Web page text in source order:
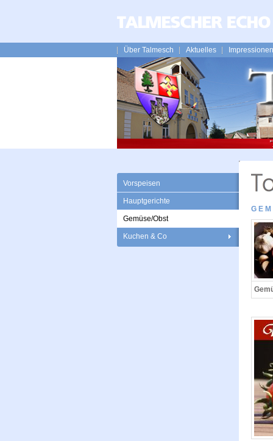
Über Talmesch Aktuelles Impressionen
Vorspeisen
Hauptgerichte
Gemüse/Obst
Kuchen & Co